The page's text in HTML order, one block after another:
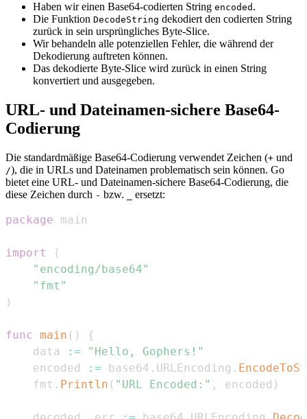
Haben wir einen Base64-codierten String encoded .
Die Funktion DecodeString dekodiert den codierten String
zurück in sein ursprüngliches Byte-Slice.
Wir behandeln alle potenziellen Fehler, die während der
Dekodierung auftreten können.
Das dekodierte Byte-Slice wird zurück in einen String
konvertiert und ausgegeben.
URL- und Dateinamen-sichere Base64-
Codierung
Die standardmäßige Base64-Codierung verwendet Zeichen (+ und
/), die in URLs und Dateinamen problematisch sein können. Go
bietet eine URL- und Dateinamen-sichere Base64-Codierung, die
diese Zeichen durch - bzw. ersetzt:
package
import
(
"encoding/base64"
"fmt"
)
func main ( )
{
    data
:=
"Hello, Gophers!"
    encoded
:= base64 . URLEncoding .
    fmt
. Println ( "URL Encoded:" , encoded )